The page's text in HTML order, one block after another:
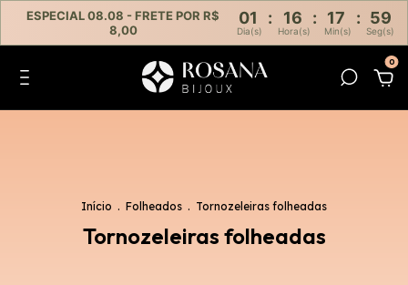
ESPECIAL 08.08 - FRETE POR R$
8,00
01 : 16 : 17 : 56
Dia(s) Hora(s) Min(s) Seg(s)
0
Início . Folheados . Tornozeleiras folheadas
Tornozeleiras folheadas